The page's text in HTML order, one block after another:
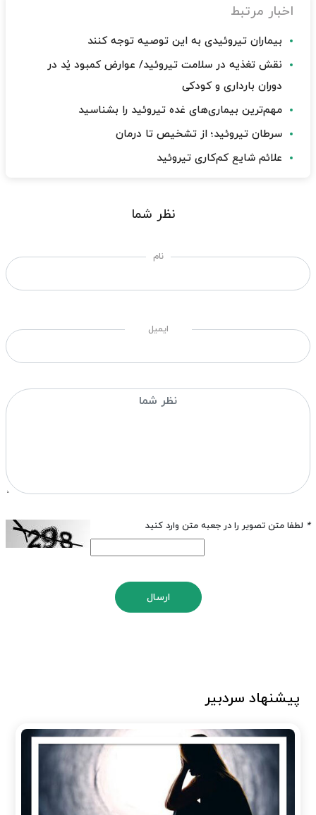
اخبار مرتبط
بیماران تیروئیدی به این توصیه توجه کنند
نقش تغذیه در سلامت تیروئید/ عوارض کمبود یُد در
دوران بارداری و کودکی
مهم‌ترین بیماری‌های غده تیروئید را بشناسید
سرطان تیروئید؛ از تشخیص تا درمان
علائم شایع کم‌کاری تیروئید
نظر شما
نام
ایمیل
* لطفا متن تصویر را در جعبه متن وارد کنید
ارسال
پیشنهاد سردبیر